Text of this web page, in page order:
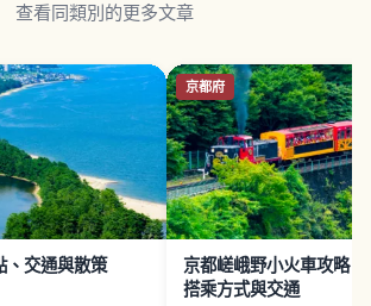
查看同類別的更多文章
、交通與散策
京都府
京都嵯峨野小火車攻略
搭乘方式與交通